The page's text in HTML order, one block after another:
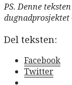
PS. Denne
dugnadprosjektet
Del teksten:
Facebook
Twitter